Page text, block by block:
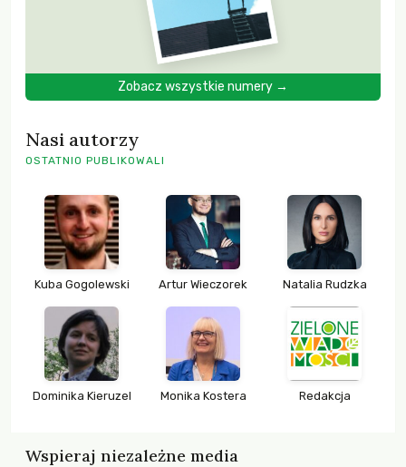
Zobacz wszystkie numery →
Nasi autorzy
OSTATNIO PUBLIKOWALI
Kuba Gogolewski Artur Wieczorek Natalia Rudzka
Dominika Kieruzel Monika Kostera Redakcja
Wspieraj niezależne media